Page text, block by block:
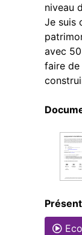
niveau
Je suis
avec
faire de